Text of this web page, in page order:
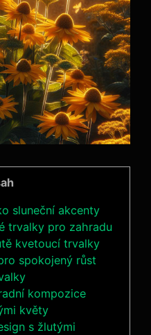
sluneční akcenty
trvalky pro zahradu
kvetoucí trvalky
spokojený růst
kompozice
květy
s žlutými